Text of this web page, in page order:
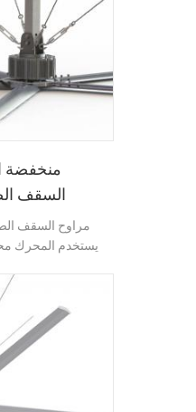
السقف
مراوح السقف
يستخدم المحرك
الافتراضي أكثر من 15 سنة.